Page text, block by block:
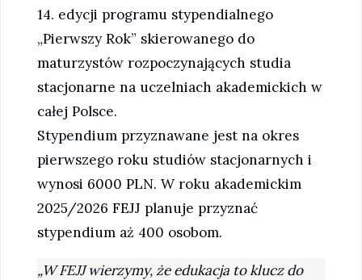
14. edycji programu stypendialnego
„Pierwszy Rok” skierowanego do
maturzystów rozpoczynających studia
stacjonarne na uczelniach akademickich w
całej Polsce.
Stypendium przyznawane jest na okres
pierwszego roku studiów stacjonarnych i
wynosi 6000 PLN. W roku akademickim
2025/2026 FEJJ planuje przyznać
stypendium aż 400 osobom.
„W FEJJ wierzymy, że edukacja to klucz do